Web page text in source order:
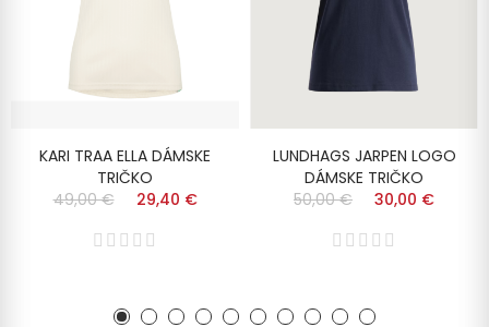
KARI TRAA ELLA DÁMSKE
TRIČKO
49,00 €
29,40 €
LUNDHAGS JARPEN LOGO
DÁMSKE TRIČKO
50,00 €
30,00 €